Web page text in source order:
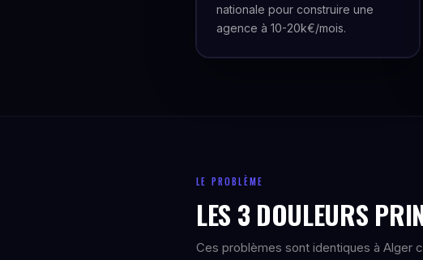
nationale pour construire une
agence à 10-20k€/mois.
LE PROBLÈME
LES 3 DOULEURS
Ces problèmes sont identiques à Alger